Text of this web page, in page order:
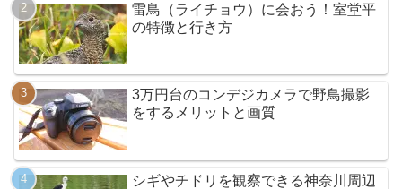
雷鳥（ライチョウ）に会おう！室堂平
の特徴と行き方
3万円台のコンデジカメラで野鳥撮影
をするメリットと画質
シギやチドリを観察できる神奈川周辺